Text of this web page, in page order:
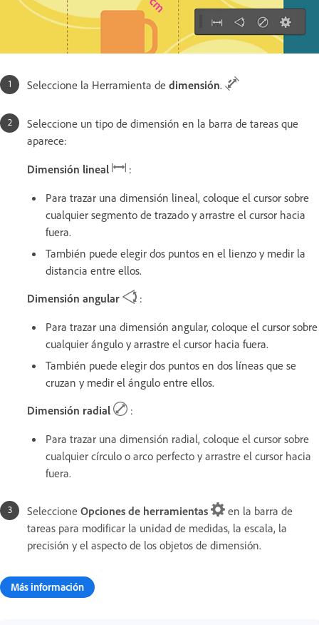
Seleccione la Herramienta de dimensión.
Seleccione un tipo de dimensión en la barra de tareas que
aparece:
Dimensión lineal
:
Para trazar una dimensión lineal, coloque el cursor sobre
cualquier segmento de trazado y arrastre el cursor hacia
fuera.
También puede elegir dos puntos en el lienzo y medir la
distancia entre ellos.
Dimensión angular
:
Para trazar una dimensión angular, coloque el cursor sobre
cualquier ángulo y arrastre el cursor hacia fuera.
También puede elegir dos puntos en dos líneas que se
cruzan y medir el ángulo entre ellos.
Dimensión radial
:
Para trazar una dimensión radial, coloque el cursor sobre
cualquier círculo o arco perfecto y arrastre el cursor hacia
fuera.
Seleccione Opciones de herramientas
en la barra de
tareas para modificar la unidad de medidas, la escala, la
precisión y el aspecto de los objetos de dimensión.
Más información